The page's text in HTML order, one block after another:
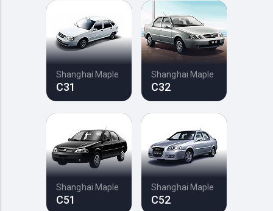
Shanghai Maple
C31
Shanghai Maple
C32
Shanghai Maple
C51
Shanghai Maple
C52